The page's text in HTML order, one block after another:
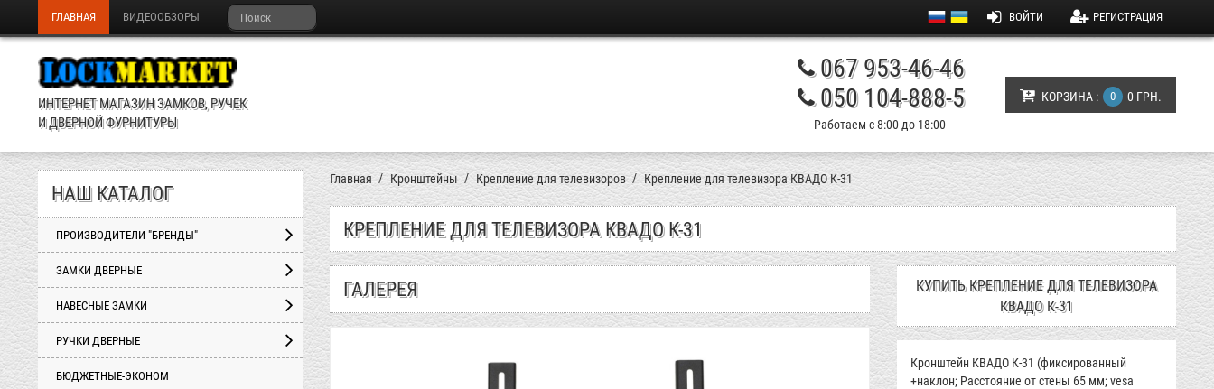
ИНТЕРНЕТ МАГАЗИН ЗАМКОВ, РУЧЕК
И ДВЕРНОЙ ФУРНИТУРЫ
067 953-46-46
050 104-888-5
Работаем с 8:00 до 18:00
КОРЗИНА : 0 0 ГРН.
НАШ КАТАЛОГ
ПРОИЗВОДИТЕЛИ "БРЕНДЫ"
ЗАМКИ ДВЕРНЫЕ
НАВЕСНЫЕ ЗАМКИ
РУЧКИ ДВЕРНЫЕ
БЮДЖЕТНЫЕ-ЭКОНОМ
Главная Кронштейны Крепление для телевизоров Крепление для телевизора КВАДО К-31
КРЕПЛЕНИЕ ДЛЯ ТЕЛЕВИЗОРА КВАДО К-31
ГАЛЕРЕЯ
КУПИТЬ КРЕПЛЕНИЕ ДЛЯ ТЕЛЕВИЗОРА
КВАДО К-31
Кронштейн КВАДО К-31 (фиксированный
+наклон; Расстояние от стены 65 мм; vesa
ГЛАВНАЯ ВИДЕООБЗОРЫ ВОЙТИ РЕГИСТРАЦИЯ